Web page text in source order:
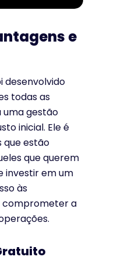
e
desenvolvido
todas as
uma gestão
inicial. Ele é
que estão
que querem
investir em um
às
comprometer a